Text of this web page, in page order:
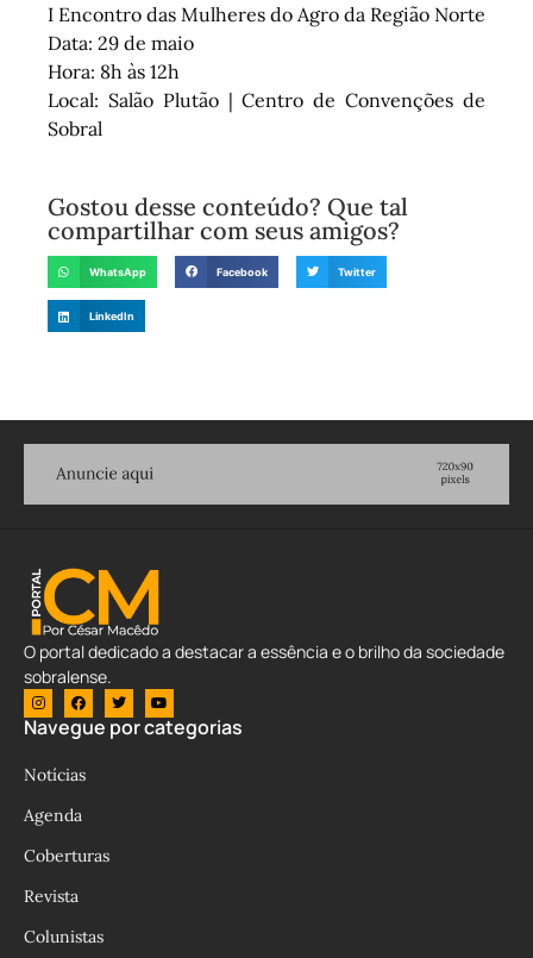
I Encontro das Mulheres do Agro da Região Norte
Data: 29 de maio
Hora: 8h às 12h
Local: Salão Plutão | Centro de Convenções de
Sobral
Gostou desse conteúdo? Que tal
compartilhar com seus amigos?
WhatsApp Facebook Twitter
LinkedIn
O portal dedicado a destacar a essência e o brilho da sociedade
sobralense.
Navegue por categorias
Notícias
Agenda
Coberturas
Revista
Colunistas